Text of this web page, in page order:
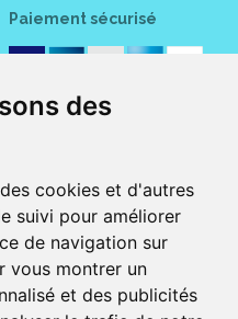
des
cookies et d'autres
suivi pour améliorer
de navigation sur
vous montrer un
et des publicités
Paiement sécurisé
pharmacie française certifiée ISO
internet de la pharmacie du centre
références, au prix les plus bas possible
médical. 1700 en médicaments sans
propose les service suivants :
sur la France (Andorre, Monaco et